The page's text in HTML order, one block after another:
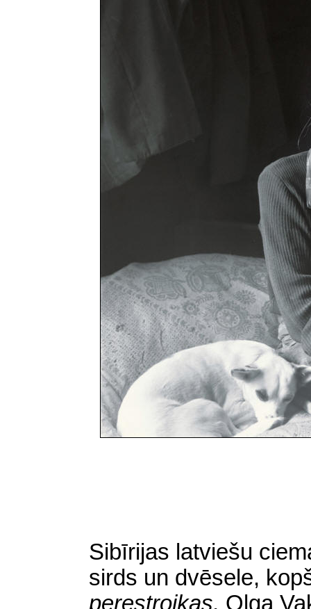
Sibīrijas latviešu
sirds un dvēsele,
perestrojkas, Olga